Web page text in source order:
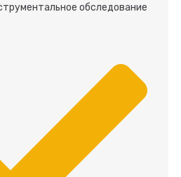
обследование